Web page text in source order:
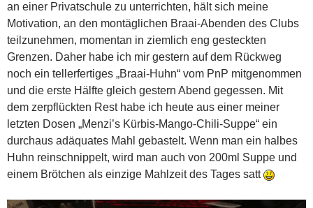
an einer Privatschule zu unterrichten, hält sich meine
Motivation, an den montäglichen Braai-Abenden des Clubs
teilzunehmen, momentan in ziemlich eng gesteckten
Grenzen. Daher habe ich mir gestern auf dem Rückweg
noch ein tellerfertiges „Braai-Huhn“ vom PnP mitgenommen
und die erste Hälfte gleich gestern Abend gegessen. Mit
dem zerpflückten Rest habe ich heute aus einer meiner
letzten Dosen „Menzi’s Kürbis-Mango-Chili-Suppe“ ein
durchaus adäquates Mahl gebastelt. Wenn man ein halbes
Huhn reinschnippelt, wird man auch von 200ml Suppe und
einem Brötchen als einzige Mahlzeit des Tages satt